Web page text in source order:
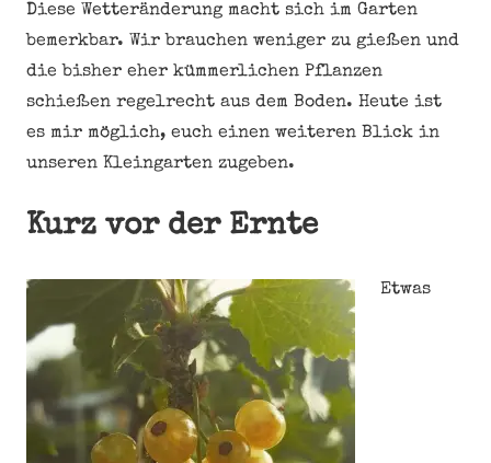
Diese Wetteränderung macht sich im Garten
bemerkbar. Wir brauchen weniger zu gießen und
die bisher eher kümmerlichen Pflanzen
schießen regelrecht aus dem Boden. Heute ist
es mir möglich, euch einen weiteren Blick in
unseren Kleingarten zugeben.
Kurz vor der Ernte
Etwas